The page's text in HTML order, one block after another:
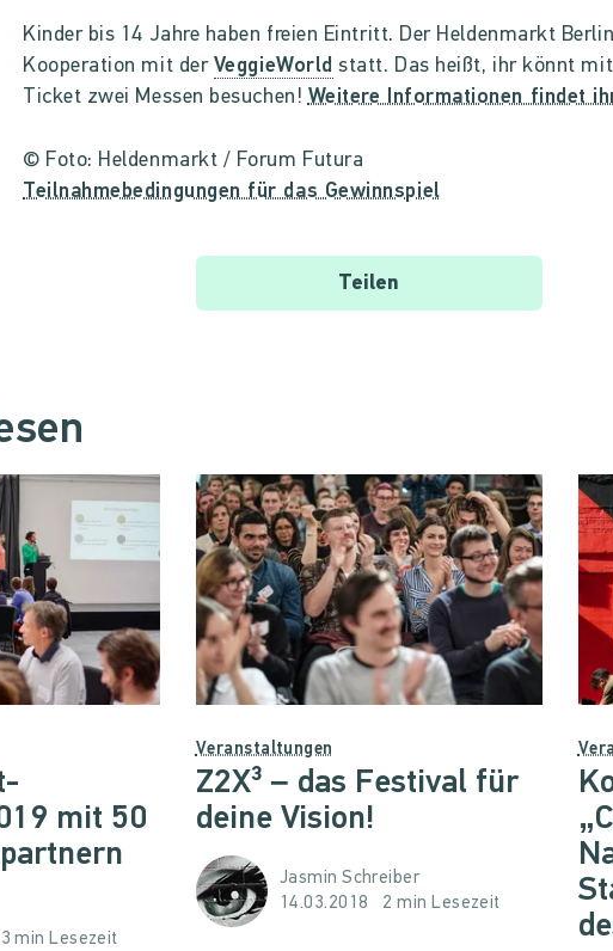
Kinder bis 14 Jahre haben freien Eintritt. Der Heldenmarkt
Kooperation mit der VeggieWorld statt. Das heißt, ihr könnt
Ticket zwei Messen besuchen!Weitere Informationen findet
© Foto: Heldenmarkt / Forum Futura
Teilnahmebedingungen für das Gewinnspiel
Teilen
mit 50
3 min Lesezeit
Veranstaltungen
Z2X³ – das Festival für
deine Vision!
Jasmin Schreiber
14.03.2018
2 min Lesezeit